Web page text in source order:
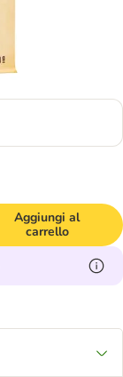
Aggiungi al
carrello